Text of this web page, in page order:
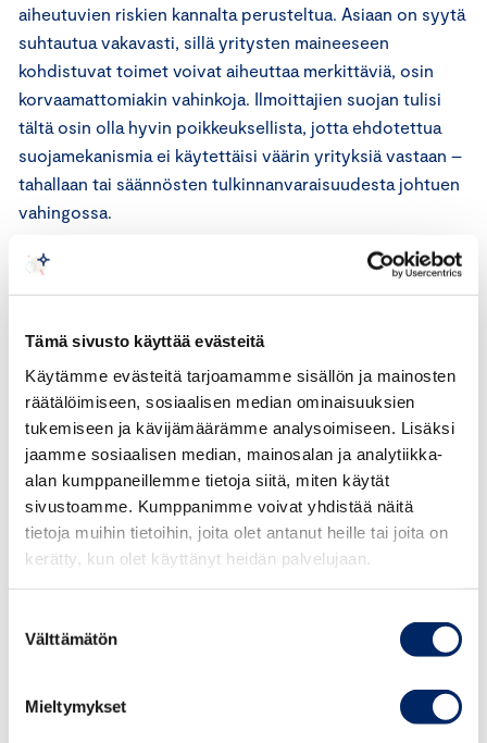
Tämä sivusto käyttää evästeitä
Käytämme evästeitä tarjoamamme sisällön ja mainosten
räätälöimiseen, sosiaalisen median ominaisuuksien
tukemiseen ja kävijämäärämme analysoimiseen. Lisäksi
jaamme sosiaalisen median, mainosalan ja analytiikka-
alan kumppaneillemme tietoja siitä, miten käytät
sivustoamme. Kumppanimme voivat yhdistää näitä
tietoja muihin tietoihin, joita olet antanut heille tai joita on
kerätty, kun olet käyttänyt heidän palvelujaan.
valinta
Välttämätön
Mieltymykset
aiheutuvien riskien kannalta perusteltua. Asiaan on syytä
suhtautua vakavasti, sillä yritysten maineeseen
kohdistuvat toimet voivat aiheuttaa merkittäviä, osin
korvaamattomiakin vahinkoja. Ilmoittajien suojan tulisi
tältä osin olla hyvin poikkeuksellista, jotta ehdotettua
suojamekanismia ei käytettäisi väärin yrityksiä vastaan –
tahallaan tai säännösten tulkinnanvaraisuudesta johtuen
vahingossa.
Sisäinen ilmoittaminen
sisäisen ilmoitusmenettelyn tulisi täyttää, kuten
ilmoittajan henkilöllisyyden luottamuksellisuus sekä
velvollisuus jatkotoimenpiteisiin. Keskuskauppakamari
katsoo, että annettu 3 kuukauden määräaika
jatkotoimenpiteiden ilmoittamiselle on tiukka, jos
ehdotuksessa tarkoitetaan yrityksen kaikkien
jatkotoimenpiteiden suorittamista kyseisessä
määräajassa. Tilanteesta riippuen yrityksellä voi kulua
laajasti (sähköisesti, paperilla, puhelimella tai
henkilökohtaisella tapaamisella). Keskuskauppakamari
katsoo, että yrityksillä tulisi olla aina mahdollisuus
tarjota vain yksi edellä mainituista ilmoittamismuodoista